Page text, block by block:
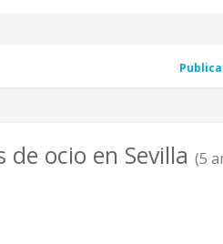
ocio en Sevilla (5